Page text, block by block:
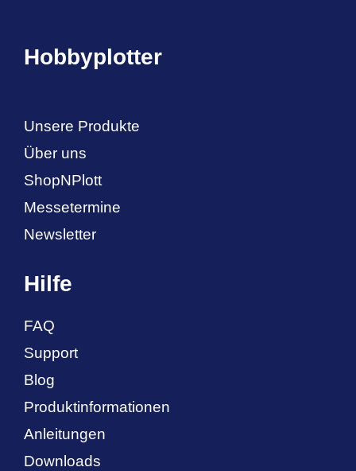
Hobbyplotter
Unsere Produkte
Über uns
ShopNPlott
Messetermine
Newsletter
Hilfe
FAQ
Support
Blog
Produktinformationen
Anleitungen
Downloads